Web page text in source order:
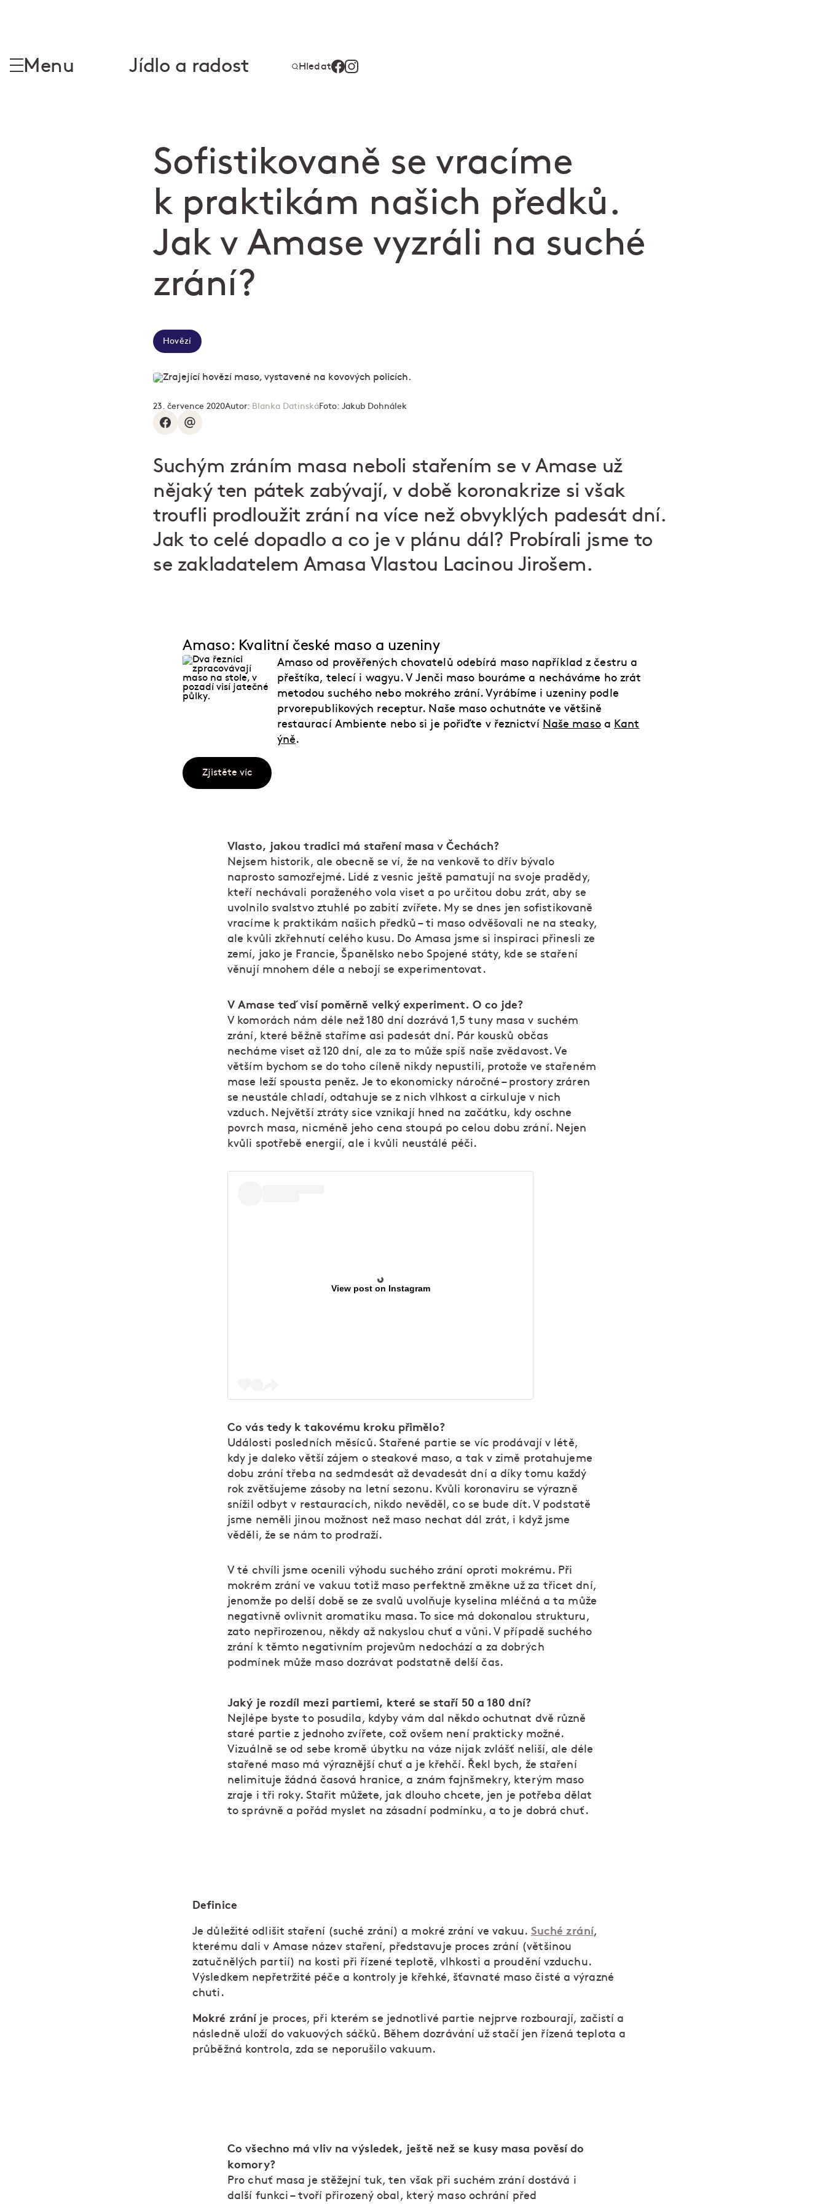
Menu Jídlo a radost Hledat
Sofistikovaně se vracíme
k praktikám našich předků.
Jak v Amase vyzráli na suché
zrání?
Hovězí
23. července 2020Autor: Blanka DatinskáFoto: Jakub Dohnálek
Suchým zráním masa neboli stařením se v Amase už
nějaký ten pátek zabývají, v době koronakrize si však
troufli prodloužit zrání na více než obvyklých padesát dní.
Jak to celé dopadlo a co je v plánu dál? Probírali jsme to
se zakladatelem Amasa Vlastou Lacinou Jirošem.
Amaso: Kvalitní české maso a uzeniny
Amaso od prověřených chovatelů odebírá maso například z čestru a
přeštíka, telecí i wagyu. V Jenči maso bouráme a necháváme ho zrát
metodou suchého nebo mokrého zrání. Vyrábíme i uzeniny podle
prvorepublikových receptur. Naše maso ochutnáte ve většině
restaurací Ambiente nebo si je pořiďte v řeznictví Naše masoa Kant
ýně.
Zjistěte víc
Vlasto, jakou tradici má staření masa v Čechách?
Nejsem historik, ale obecně se ví, že na venkově to dřív bývalo
naprosto samozřejmé. Lidé z vesnic ještě pamatují na svoje pradědy,
kteří nechávali poraženého vola viset a po určitou dobu zrát, aby se
uvolnilo svalstvo ztuhlé po zabití zvířete. My se dnes jen sofistikovaně
vracíme k praktikám našich předků – ti maso odvěšovali ne na steaky,
ale kvůli zkřehnutí celého kusu. Do Amasa jsme si inspiraci přinesli ze
zemí, jako je Francie, Španělsko nebo Spojené státy, kde se staření
věnují mnohem déle a nebojí se experimentovat.
V Amase teď visí poměrně velký experiment. O co jde?
V komorách nám déle než 180 dní dozrává 1,5 tuny masa v suchém
zrání, které běžně staříme asi padesát dní. Pár kousků občas
necháme viset až 120 dní, ale za to může spíš naše zvědavost. Ve
větším bychom se do toho cíleně nikdy nepustili, protože ve stařeném
mase leží spousta peněz. Je to ekonomicky náročné – prostory zráren
se neustále chladí, odtahuje se z nich vlhkost a cirkuluje v nich
vzduch. Největší ztráty sice vznikají hned na začátku, kdy oschne
povrch masa, nicméně jeho cena stoupá po celou dobu zrání. Nejen
kvůli spotřebě energií, ale i kvůli neustálé péči.
View post on Instagram
Co vás tedy k takovému kroku přimělo?
Události posledních měsíců. Stařené partie se víc prodávají v létě,
kdy je daleko větší zájem o steakové maso, a tak v zimě protahujeme
dobu zrání třeba na sedmdesát až devadesát dní a díky tomu každý
rok zvětšujeme zásoby na letní sezonu. Kvůli koronaviru se výrazně
snížil odbyt v restauracích, nikdo nevěděl, co se bude dít. V podstatě
jsme neměli jinou možnost než maso nechat dál zrát, i když jsme
věděli, že se nám to prodraží.
V té chvíli jsme ocenili výhodu suchého zrání oproti mokrému. Při
mokrém zrání ve vakuu totiž maso perfektně změkne už za třicet dní,
jenomže po delší době se ze svalů uvolňuje kyselina mléčná a ta může
negativně ovlivnit aromatiku masa. To sice má dokonalou strukturu,
zato nepřirozenou, někdy až nakyslou chuť a vůni. V případě suchého
zrání k těmto negativním projevům nedochází a za dobrých
podmínek může maso dozrávat podstatně delší čas.
Jaký je rozdíl mezi partiemi, které se staří 50 a 180 dní?
Nejlépe byste to posudila, kdyby vám dal někdo ochutnat dvě různě
staré partie z jednoho zvířete, což ovšem není prakticky možné.
Vizuálně se od sebe kromě úbytku na váze nijak zvlášť neliší, ale déle
stařené maso má výraznější chuť a je křehčí. Řekl bych, že staření
nelimituje žádná časová hranice, a znám fajnšmekry, kterým maso
zraje i tři roky. Stařit můžete, jak dlouho chcete, jen je potřeba dělat
to správně a pořád myslet na zásadní podmínku, a to je dobrá chuť.
Definice
Je důležité odlišit staření (suché zrání) a mokré zrání ve vakuu. Suché zrání,
kterému dali v Amase název staření, představuje proces zrání (většinou
zatučnělých partií) na kosti při řízené teplotě, vlhkosti a proudění vzduchu.
Výsledkem nepřetržité péče a kontroly je křehké, šťavnaté maso čisté a výrazné
chuti.
Mokré zrání je proces, při kterém se jednotlivé partie nejprve rozbourají, začistí a
následně uloží do vakuových sáčků. Během dozrávání už stačí jen řízená teplota a
průběžná kontrola, zda se neporušilo vakuum.
Co všechno má vliv na výsledek, ještě než se kusy masa pověsí do
komory?
Pro chuť masa je stěžejní tuk, ten však při suchém zrání dostává i
další funkci – tvoří přirozený obal, který maso ochrání před